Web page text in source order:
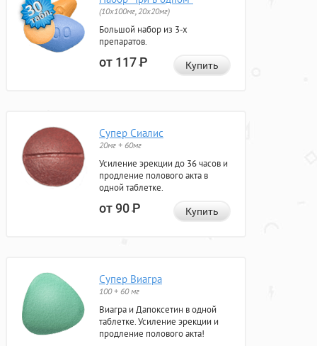
(10x100мг, 20x20мг)
Большой набор из 3-х
препаратов.
от 117Р Купить
Супер Сиалис
20мг + 60мг
Усиление эрекции до 36 часов и
продление полового акта в
одной таблетке.
от 90Р Купить
Супер Виагра
100 + 60 мг
Виагра и Дапоксетин в одной
таблетке. Усиление эрекции и
продление полового акта!